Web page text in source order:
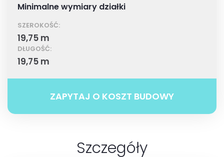
Minimalne wymiary działki
SZEROKOŚĆ:
19,75 m
DŁUGOŚĆ:
19,75 m
ZAPYTAJ O KOSZT BUDOWY
Szczegóły